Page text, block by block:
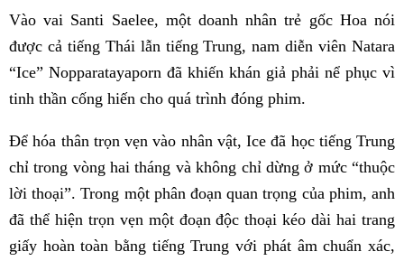
Vào vai Santi Saelee, một doanh nhân trẻ gốc Hoa nói
được cả tiếng Thái lẫn tiếng Trung, nam diễn viên Natara
“Ice” Nopparatayaporn đã khiến khán giả phải nể phục vì
tinh thần cống hiến cho quá trình đóng phim.
Để hóa thân trọn vẹn vào nhân vật, Ice đã học tiếng Trung
chỉ trong vòng hai tháng và không chỉ dừng ở mức “thuộc
lời thoại”. Trong một phân đoạn quan trọng của phim, anh
đã thể hiện trọn vẹn một đoạn độc thoại kéo dài hai trang
giấy hoàn toàn bằng tiếng Trung với phát âm chuẩn xác,